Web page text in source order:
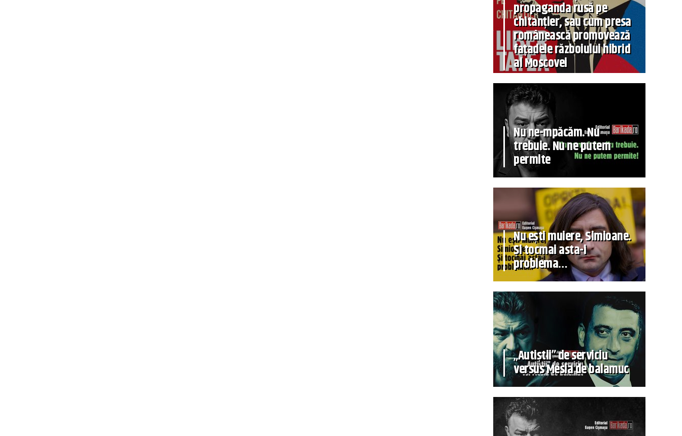
propaganda rusă pe
chitanțier, sau cum presa
românească promovează
fațadele războiului hibrid
al Moscovei
Nu ne-mpăcăm. Nu
trebuie. Nu ne putem
permite
Nu ești muiere, Simioane.
Și tocmai asta-i
problema…
„Autiștii” de serviciu
versus Mesia de balamuc